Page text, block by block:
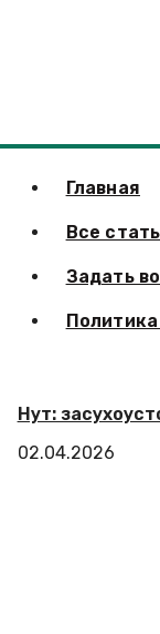
Главная
Все
Задать
Нут:
02.04.2026